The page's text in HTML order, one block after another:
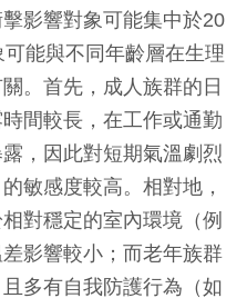
影響對象可能集中於20
能與不同年齡層在生理
。首先，成人族群的日
間較長，在工作或通勤
，因此對短期氣溫劇烈
敏感度較高。相對地，
對穩定的室內環境（例
影響較小；而老年族群
多有自我防護行為（如